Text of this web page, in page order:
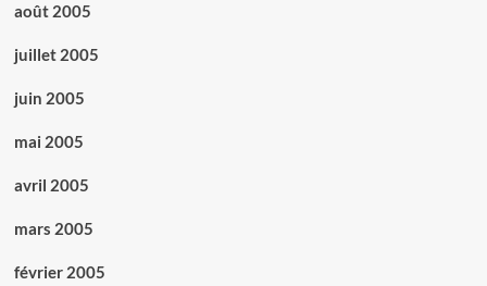
août 2005
juillet 2005
juin 2005
mai 2005
avril 2005
mars 2005
février 2005